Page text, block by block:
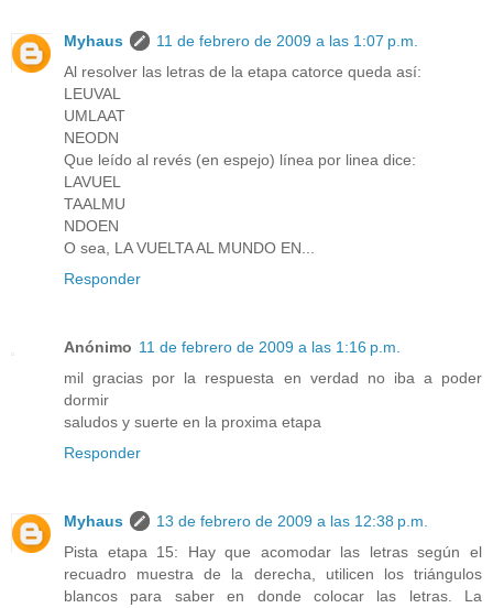
Myhaus
11 de febrero de 2009 a las 1:07 p.m.
Al resolver las letras de la etapa catorce queda así:
LEUVAL
UMLAAT
NEODN
Que leído al revés (en espejo) línea por linea dice:
LAVUEL
TAALMU
NDOEN
O sea, LA VUELTA AL MUNDO EN...
Responder
Anónimo 11 de febrero de 2009 a las 1:16 p.m.
mil gracias por la respuesta en verdad no iba a poder
dormir
saludos y suerte en la proxima etapa
Responder
Myhaus
13 de febrero de 2009 a las 12:38 p.m.
Pista etapa 15: Hay que acomodar las letras según el
recuadro muestra de la derecha, utilicen los triángulos
blancos para saber en donde colocar las letras. La